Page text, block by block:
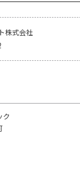
株式会社
ク